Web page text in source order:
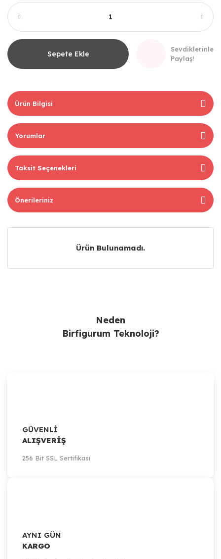
Sepete Ekle
Sevdiklerinle
Paylaş!
Ürün Bilgisi
Yorumlar
Taksit Seçenekleri
Önerileriniz
Ürün Bulunamadı.
Neden
Birfigurum Teknoloji?
GÜVENLİ
ALIŞVERİŞ
256 Bit SSL Sertifikası
AYNI GÜN
KARGO